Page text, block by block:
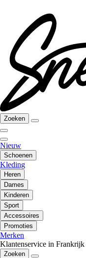
Zoeken
Nieuw
Schoenen
Kleding
Heren
Dames
Kinderen
Sport
Accessoires
Promoties
Merken
Klantenservice in Frankrijk
Zoeken